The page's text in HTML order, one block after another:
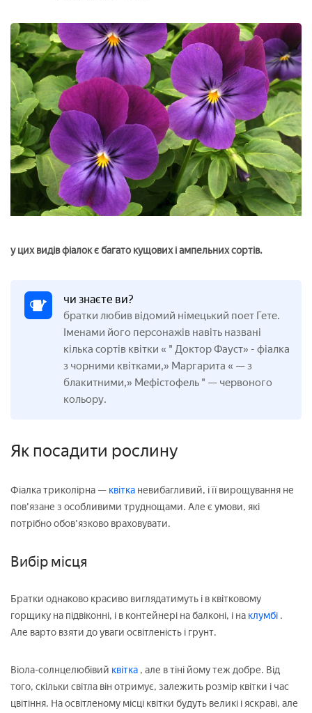
у цих видів фіалок є багато кущових і ампельних сортів.
чи знаєте ви?
братки любив відомий німецький поет Гете.
Іменами його персонажів навіть названі
кілька сортів квітки « " Доктор Фауст» - фіалка
з чорними квітками,» Маргарита « — з
блакитними,» Мефістофель " — червоного
кольору.
Як посадити рослину
Фіалка триколірна — квітка невибагливий, і її вирощування не
пов'язане з особливими труднощами. Але є умови, які
потрібно обов'язково враховувати.
Вибір місця
Братки однаково красиво виглядатимуть і в квітковому
горщику на підвіконні, і в контейнері на балконі, і на клумбі .
Але варто взяти до уваги освітленість і грунт.
Віола-солнцелюбівий квітка , але в тіні йому теж добре. Від
того, скільки світла він отримує, залежить розмір квітки і час
цвітіння. На освітленому місці квітки будуть великі і яскраві, але